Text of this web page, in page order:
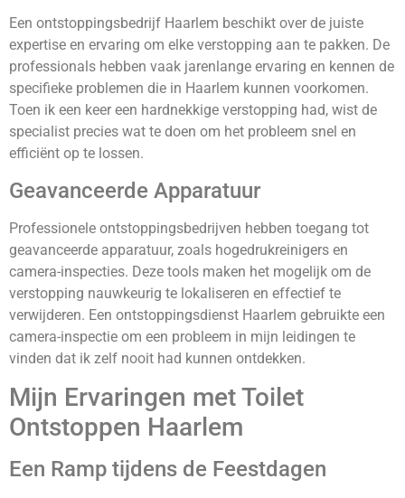
Een ontstoppingsbedrijf Haarlem beschikt over de juiste
expertise en ervaring om elke verstopping aan te pakken. De
professionals hebben vaak jarenlange ervaring en kennen de
specifieke problemen die in Haarlem kunnen voorkomen.
Toen ik een keer een hardnekkige verstopping had, wist de
specialist precies wat te doen om het probleem snel en
efficiënt op te lossen.
Geavanceerde Apparatuur
Professionele ontstoppingsbedrijven hebben toegang tot
geavanceerde apparatuur, zoals hogedrukreinigers en
camera-inspecties. Deze tools maken het mogelijk om de
verstopping nauwkeurig te lokaliseren en effectief te
verwijderen. Een ontstoppingsdienst Haarlem gebruikte een
camera-inspectie om een probleem in mijn leidingen te
vinden dat ik zelf nooit had kunnen ontdekken.
Mijn Ervaringen met Toilet
Ontstoppen Haarlem
Een Ramp tijdens de Feestdagen